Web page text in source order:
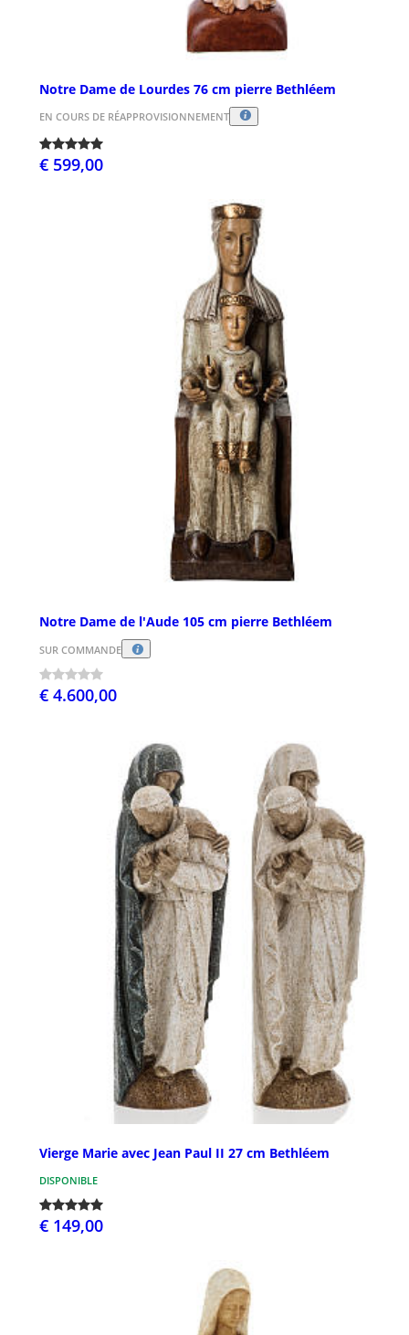
Notre Dame de Lourdes 76 cm pierre Bethléem
EN COURS DE RÉAPPROVISIONNEMENT
€ 599,00
Notre Dame de l'Aude 105 cm pierre Bethléem
SUR COMMANDE
€ 4.600,00
Vierge Marie avec Jean Paul II 27 cm Bethléem
DISPONIBLE
€ 149,00